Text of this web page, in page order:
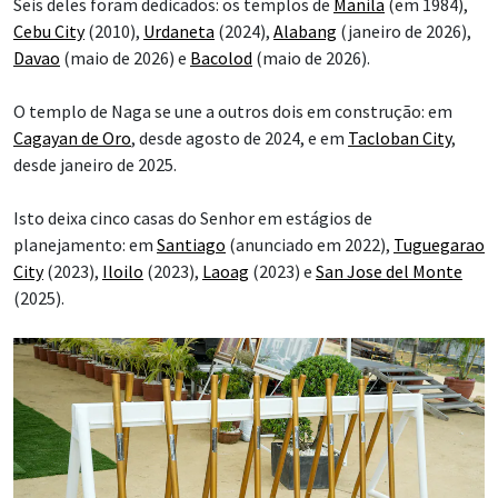
Cebu City(2010), Urdaneta (2024), Alabang (janeiro de 2026),
Davao (maio de 2026) e Bacolod (maio de 2026).
O templo de Naga se une a outros dois em construção: em
Cagayan de Oro, desde agosto de 2024, e em Tacloban City,
desde janeiro de 2025.
Isto deixa cinco casas do Senhor em estágios de
planejamento: em Santiago (anunciado em 2022), Tuguegarao
City(2023), Iloilo (2023), Laoag (2023) e San Jose del Monte
(2025).